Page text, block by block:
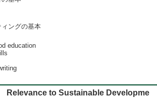
ィングの基本
education
Relevance to Sustainable Developme